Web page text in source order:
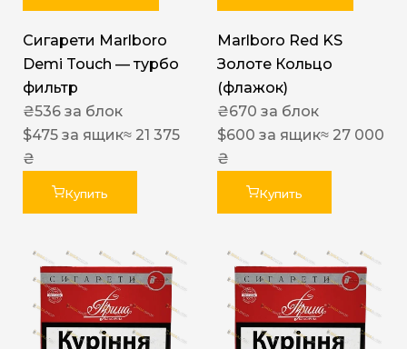
Сигарети Marlboro
Demi Touch — турбо
фильтр
₴536 за блок
$475 за ящик≈ 21 375
₴
Купить
Marlboro Red KS
Золоте Кольцо
(флажок)
₴670 за блок
$600 за ящик≈ 27 000
₴
Купить